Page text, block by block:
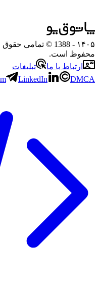
۱۴۰۵
- 1388 © تمامی
محفوظ است.
ارتباط با ما
تبلیغات
LinkedIn DMCA